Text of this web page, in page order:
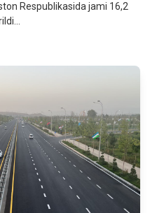
Respublikasida jami 16,2